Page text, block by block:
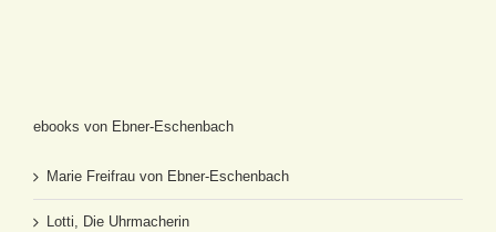
ebooks von Ebner-Eschenbach
Marie Freifrau von Ebner-Eschenbach
Lotti, Die Uhrmacherin